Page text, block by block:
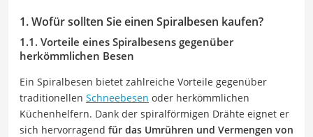
1. Wofür sollten Sie einen Spiralbesen kaufen?
1.1. Vorteile eines Spiralbesens gegenüber
herkömmlichen Besen
Ein Spiralbesen bietet zahlreiche Vorteile gegenüber
traditionellen Schneebesen oder herkömmlichen
Küchenhelfern. Dank der spiralförmigen Drähte eignet er
sich hervorragend für das Umrühren und Vermengen von